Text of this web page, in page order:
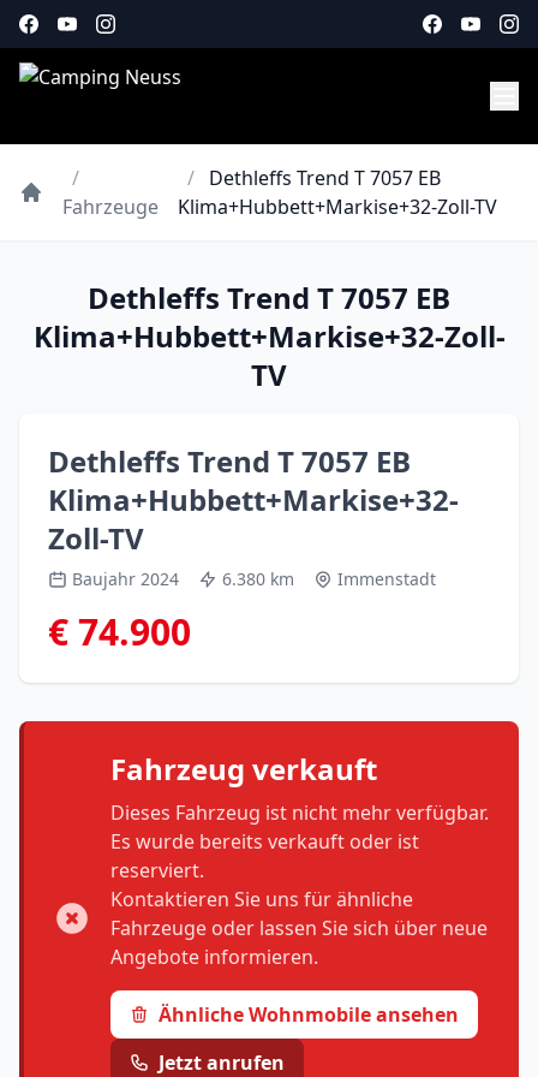
/
Fahrzeuge
/ Dethleffs Trend T 7057 EB
Klima+Hubbett+Markise+32-Zoll-TV
Dethleffs Trend T 7057 EB
Klima+Hubbett+Markise+32-Zoll-
TV
Dethleffs Trend T 7057 EB
Klima+Hubbett+Markise+32-
Zoll-TV
Baujahr 2024 6.380 km Immenstadt
€ 74.900
Fahrzeug verkauft
Dieses Fahrzeug ist nicht mehr verfügbar.
Es wurde bereits verkauft oder ist
reserviert.
Kontaktieren Sie uns für ähnliche
Fahrzeuge oder lassen Sie sich über neue
Angebote informieren.
Ähnliche Wohnmobile ansehen
Jetzt anrufen